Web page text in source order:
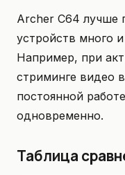
Archer C64 лучше
устройств много
Например, при
стриминге видео
постоянной
одновременно.
Таблица